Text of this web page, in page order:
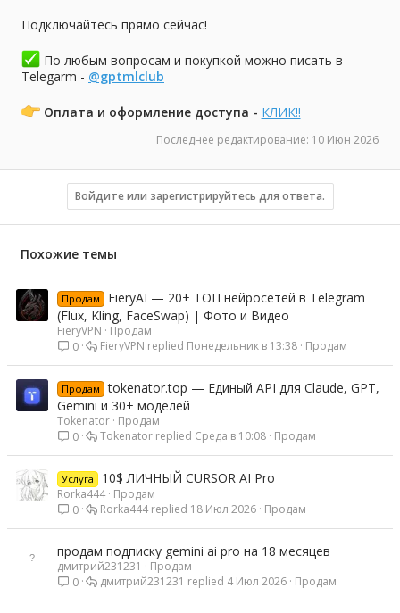
Подключайтесь прямо сейчас!
По любым вопросам и покупкой можно писать в
Telegarm - @gptmlclub
Оплата и оформление доступа - КЛИК!!
Последнее редактирование: 10 Июн 2026
Войдите или зарегистрируйтесь для ответа.
Похожие темы
Продам
FieryAI — 20+ ТОП нейросетей в Telegram
(Flux, Kling, FaceSwap) | Фото и Видео
FieryVPN
Продам
0
Продам
Понедельник в 13:38
FieryVPN
Продам
tokenator.top — Единый API для Claude, GPT,
Gemini и 30+ моделей
Tokenator Продам
0
Продам
Среда в 10:08
Tokenator
Услуга 10$ ЛИЧНЫЙ CURSOR AI Pro
Rorka444 Продам
0
Продам
18 Июл 2026
Rorka444
продам подписку gemini ai pro на 18 месяцев
дмитрий231231
Продам
0
Продам
4 Июл 2026
дмитрий231231